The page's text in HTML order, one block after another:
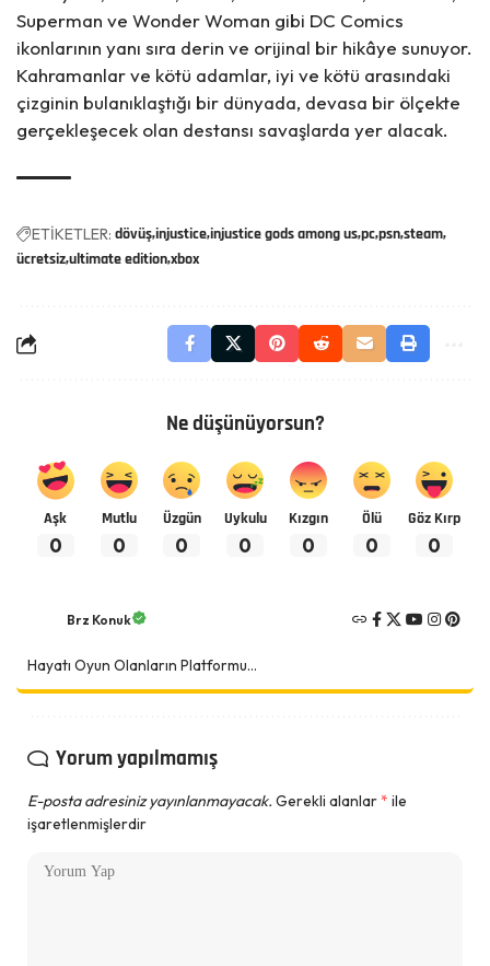
Superman ve Wonder Woman gibi DC Comics
ikonlarının yanı sıra derin ve orijinal bir hikâye sunuyor.
Kahramanlar ve kötü adamlar, iyi ve kötü arasındaki
çizginin bulanıklaştığı bir dünyada, devasa bir ölçekte
gerçekleşecek olan destansı savaşlarda yer alacak.
ETİKETLER: dövüşinjusticeinjustice gods among uspcpsnsteam
ücretsizultimate editionxbox
Ne düşünüyorsun?
Aşk
0
Mutlu
0
Üzgün
0
Uykulu
0
Kızgın
0
Ölü
0
Göz Kırp
0
Brz Konuk
Hayatı Oyun Olanların Platformu...
Yorum yapılmamış
E-posta adresiniz yayınlanmayacak. Gerekli alanlar* ile
işaretlenmişlerdir